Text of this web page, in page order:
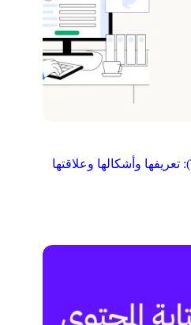
الكتابة التقنية (Technical Writing): تعريفها وأشكالها وعلاقتها